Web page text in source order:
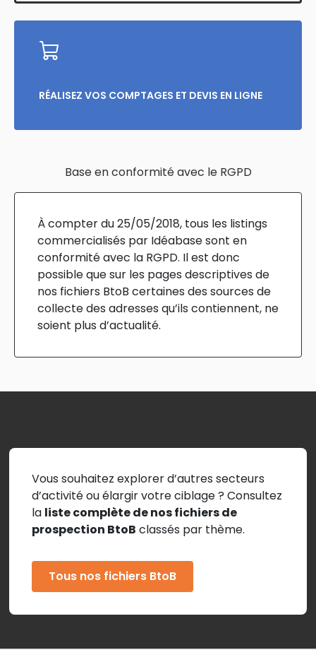
dès réception
RÉALISEZ VOS COMPTAGES ET DEVIS EN LIGNE
Base en conformité avec le RGPD
À compter du 25/05/2018, tous les listings
commercialisés par Idéabase sont en
conformité avec la RGPD. Il est donc
possible que sur les pages descriptives de
nos fichiers BtoB certaines des sources de
collecte des adresses qu’ils contiennent, ne
soient plus d’actualité.
Vous souhaitez explorer d’autres secteurs
d’activité ou élargir votre ciblage ? Consultez
la liste complète de nos fichiers de
prospection BtoB classés par thème.
Tous nos fichiers BtoB